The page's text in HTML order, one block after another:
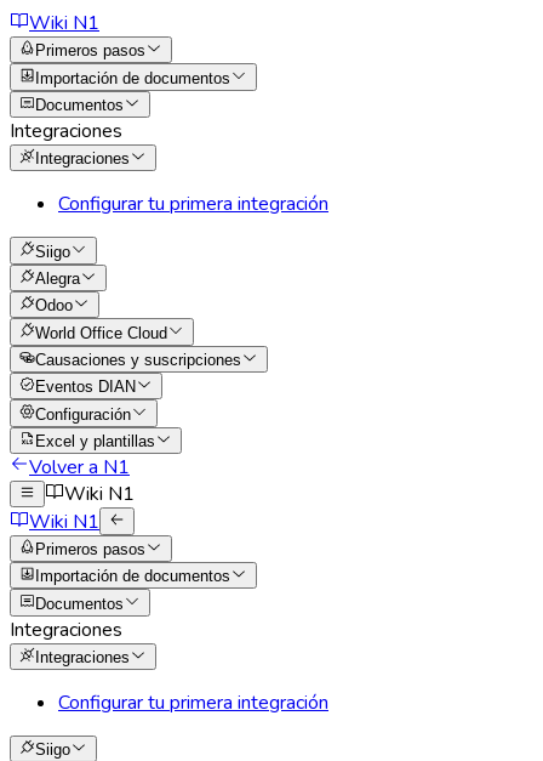
Wiki N1
Primeros pasos
Importación de documentos
Documentos
Integraciones
Integraciones
Configurar tu primera integración
Siigo
Alegra
Odoo
World Office Cloud
Causaciones y suscripciones
Eventos DIAN
Configuración
Excel y plantillas
Volver a N1
Wiki N1
Wiki N1
Primeros pasos
Importación de documentos
Documentos
Integraciones
Integraciones
Configurar tu primera integración
Siigo